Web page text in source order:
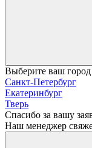
Выберите ваш город
Санкт-Петербург
Екатеринбург
Тверь
Спасибо за вашу
Наш менеджер